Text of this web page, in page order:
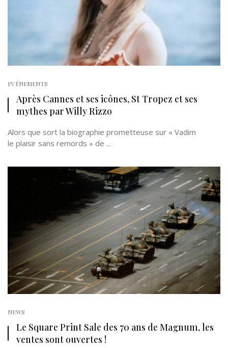
EVÉNEMENTS
Après Cannes et ses icônes, St Tropez et ses
mythes par Willy Rizzo
Alors que sort la biographie prometteuse sur « Vadim
le plaisir sans remords » de ...
NEWS
Le Square Print Sale des 70 ans de Magnum, les
ventes sont ouvertes !